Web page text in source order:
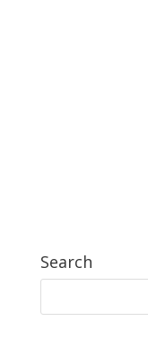
Search